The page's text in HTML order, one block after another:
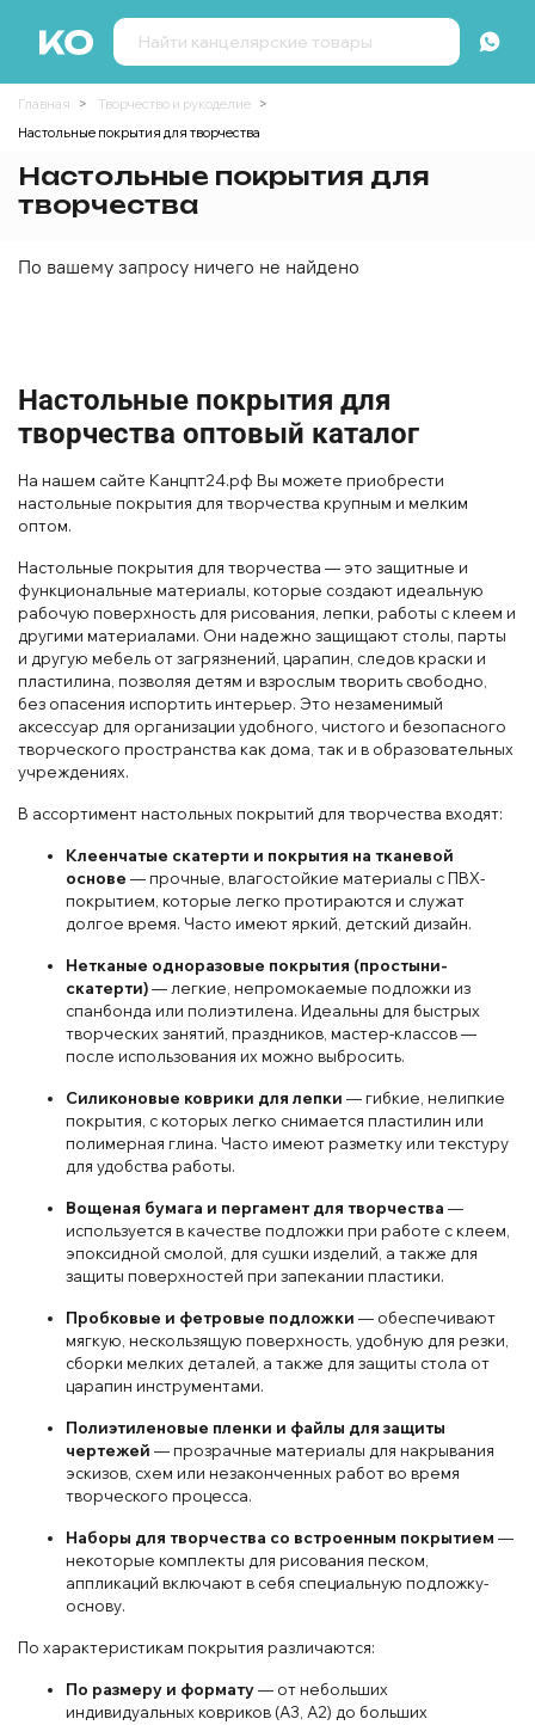
Главная
Творчество и рукоделие
Настольные покрытия для творчества
Настольные покрытия для
творчества
По вашему запросу ничего не найдено
Настольные покрытия для
творчества оптовый каталог
На нашем сайте Канцпт24.рф Вы можете приобрести
настольные покрытия для творчества крупным и мелким
оптом.
Настольные покрытия для творчества — это защитные и
функциональные материалы, которые создают идеальную
рабочую поверхность для рисования, лепки, работы с клеем и
другими материалами. Они надежно защищают столы, парты
и другую мебель от загрязнений, царапин, следов краски и
пластилина, позволяя детям и взрослым творить свободно,
без опасения испортить интерьер. Это незаменимый
аксессуар для организации удобного, чистого и безопасного
творческого пространства как дома, так и в образовательных
учреждениях.
В ассортимент настольных покрытий для творчества входят:
Клеенчатые скатерти и покрытия на тканевой
основе — прочные, влагостойкие материалы с ПВХ-
покрытием, которые легко протираются и служат
долгое время. Часто имеют яркий, детский дизайн.
Нетканые одноразовые покрытия (простыни-
скатерти)— легкие, непромокаемые подложки из
спанбонда или полиэтилена. Идеальны для быстрых
творческих занятий, праздников, мастер-классов —
после использования их можно выбросить.
Силиконовые коврики для лепки — гибкие, нелипкие
покрытия, с которых легко снимается пластилин или
полимерная глина. Часто имеют разметку или текстуру
для удобства работы.
Вощеная бумага и пергамент для творчества —
используется в качестве подложки при работе с клеем,
эпоксидной смолой, для сушки изделий, а также для
защиты поверхностей при запекании пластики.
Пробковые и фетровые подложки — обеспечивают
мягкую, нескользящую поверхность, удобную для резки,
сборки мелких деталей, а также для защиты стола от
царапин инструментами.
Полиэтиленовые пленки и файлы для защиты
чертежей — прозрачные материалы для накрывания
эскизов, схем или незаконченных работ во время
творческого процесса.
Наборы для творчества со встроенным покрытием —
некоторые комплекты для рисования песком,
аппликаций включают в себя специальную подложку-
основу.
По характеристикам покрытия различаются:
По размеру и формату— от небольших
индивидуальных ковриков (А3, А2) до больших